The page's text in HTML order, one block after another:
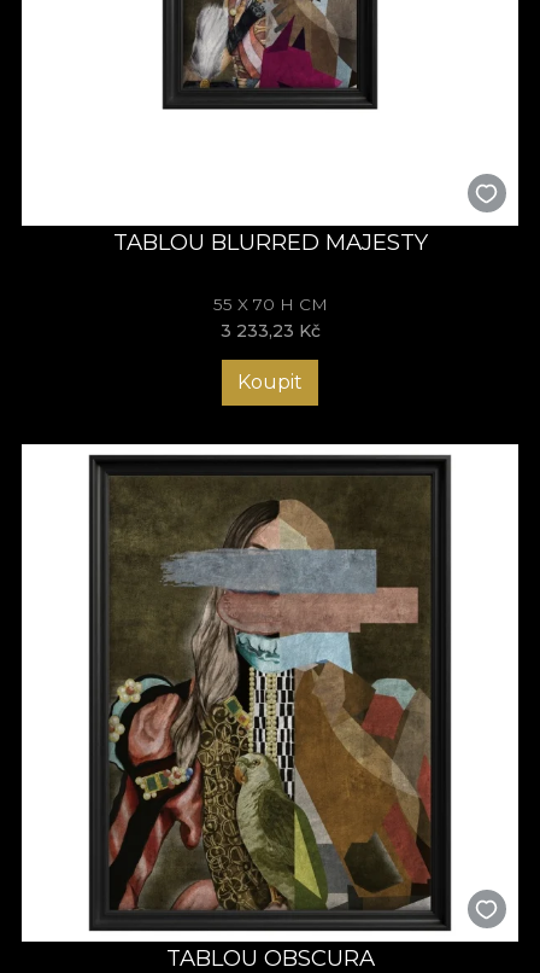
TABLOU BLURRED MAJESTY
55 X 70 H CM
3 233,23 Kč
Koupit
TABLOU OBSCURA